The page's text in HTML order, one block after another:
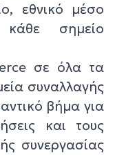
εθνικό μέσο
σημείο
σε όλα τα
συναλλαγής
βήμα για
και τους
συνεργασίας